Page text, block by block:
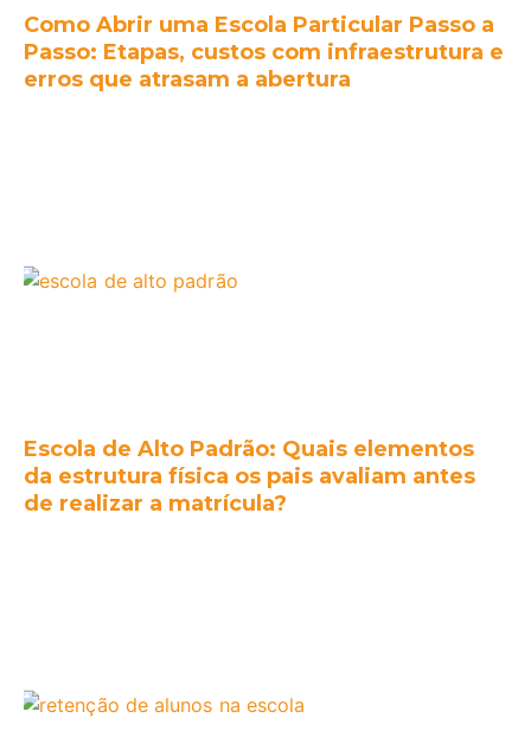
Como Abrir uma Escola Particular Passo a
Passo: Etapas, custos com infraestrutura e
erros que atrasam a abertura
Escola de Alto Padrão: Quais elementos
da estrutura física os pais avaliam antes
de realizar a matrícula?